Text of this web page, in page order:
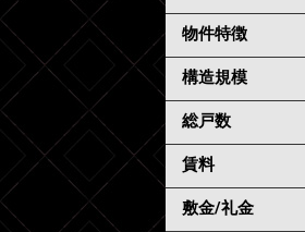
物件特徴
構造規模
総戸数
賃料
敷金/礼金